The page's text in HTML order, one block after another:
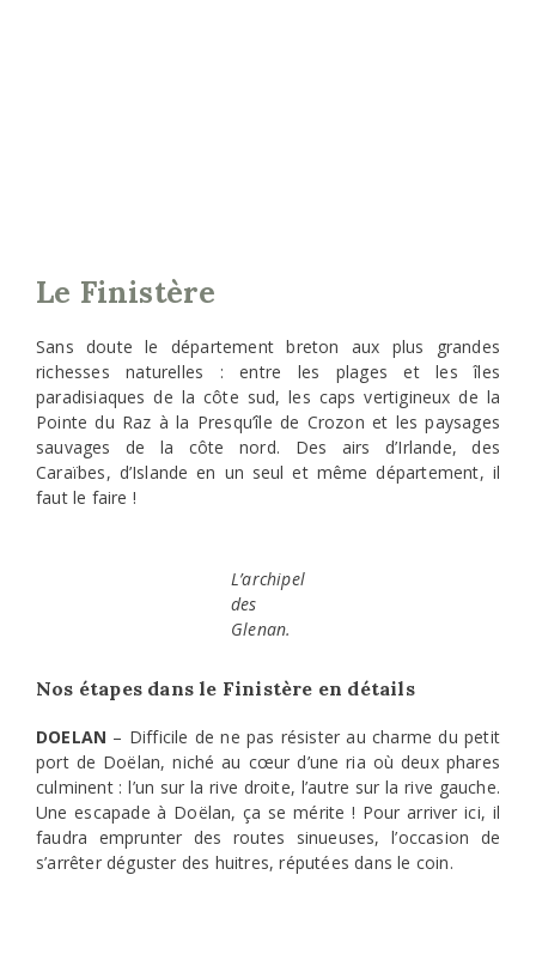
Le Finistère
Sans doute le département breton aux plus grandes
richesses naturelles : entre les plages et les îles
paradisiaques de la côte sud, les caps vertigineux de la
Pointe du Raz à la Presqu’île de Crozon et les paysages
sauvages de la côte nord. Des airs d’Irlande, des
Caraïbes, d’Islande en un seul et même département, il
faut le faire !
L’archipel
des
Glenan.
Nos étapes dans le Finistère en détails
DOELAN – Difficile de ne pas résister au charme du petit
port de Doëlan, niché au cœur d’une ria où deux phares
culminent : l’un sur la rive droite, l’autre sur la rive gauche.
Une escapade à Doëlan, ça se mérite ! Pour arriver ici, il
faudra emprunter des routes sinueuses, l’occasion de
s’arrêter déguster des huitres, réputées dans le coin.